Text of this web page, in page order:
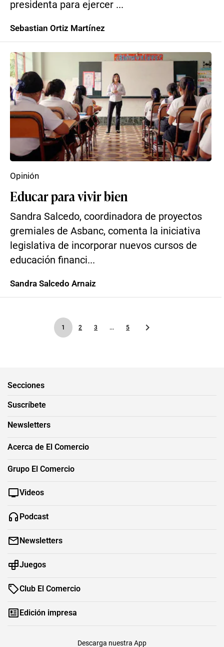
presidenta para ejercer ...
Sebastian Ortiz Martínez
Educar para vivir bien
Sandra Salcedo, coordinadora de proyectos
gremiales de Asbanc, comenta la iniciativa
legislativa de incorporar nuevos cursos de
educación financi...
Opinión
Sandra Salcedo Arnaiz
1 2 3 ... 5
Secciones
Suscríbete
Newsletters
Acerca de El Comercio
Grupo El Comercio
Videos
Podcast
Newsletters
Juegos
Club El Comercio
Edición impresa
Descarga nuestra App